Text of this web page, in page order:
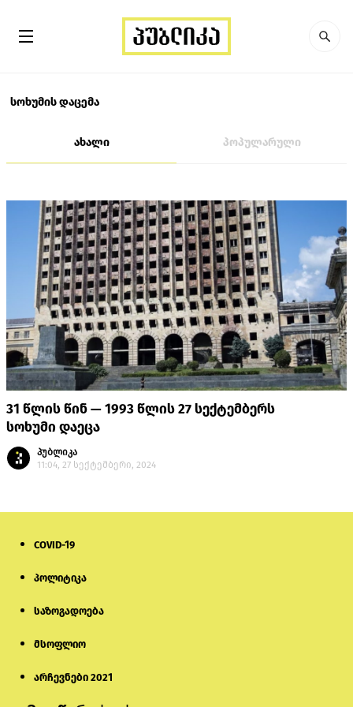
სოხუმის დაცემა
ახალი პოპულარული
31 წლის წინ — 1993 წლის 27 სექტემბერს
სოხუმი დაეცა
პუბლიკა
11:04, 27 სექტემბერი, 2024
COVID-19
პოლიტიკა
საზოგადოება
მსოფლიო
არჩევნები 2021